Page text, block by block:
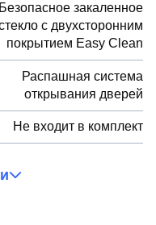
Безопасное закаленное
с двухсторонним
покрытием Easy Clean
Распашная система
открывания дверей
Не входит в комплект